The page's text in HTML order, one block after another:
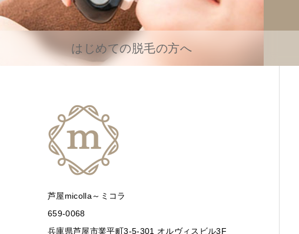
はじめての脱毛の方へ
芦屋micolla～ミコラ
659-0068
兵庫県芦屋市業平町3-5-301 オルヴィスビル3F